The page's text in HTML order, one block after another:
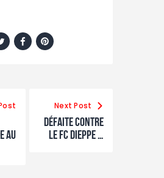
au
Next Post
Défaite contre
le FC Dieppe …